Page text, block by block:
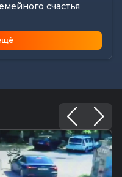
счастья
«Трэці —
области: если
августа